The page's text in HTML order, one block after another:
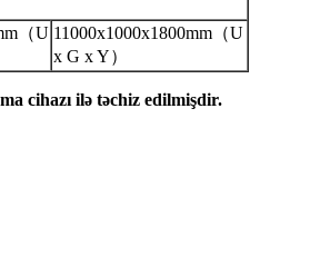
（U 11000x1000x1800mm（U
x G x Y）
cihazı ilə təchiz edilmişdir.